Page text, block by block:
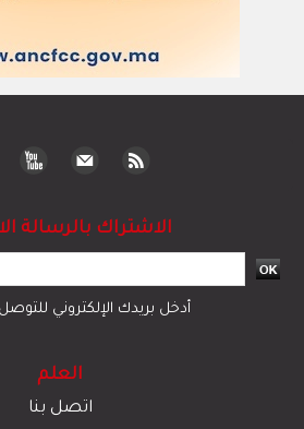
الاشتراك بالرسالة
أدخل بريدك الإلكتروني للتوصل
العلم
اتصل بنا